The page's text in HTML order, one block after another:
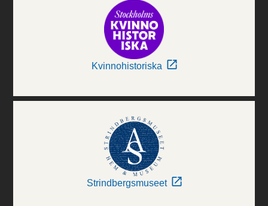
Kvinnohistoriska
Strindbergsmuseet